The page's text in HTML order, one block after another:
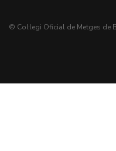
© Col·legi Oficial de Metges de